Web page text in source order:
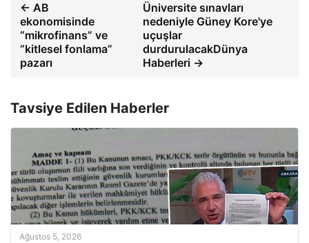
← AB
ekonomisinde
“mikrofinans” ve
“kitlesel fonlama”
pazarı
Üniversite sınavları
nedeniyle Güney Kore'ye
uçuşlar
durdurulacakDünya
Haberleri →
Tavsiye Edilen Haberler
Ağustos 5, 2026